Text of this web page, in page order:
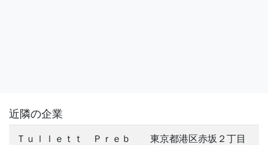
近隣の企業
Ｔｕｌｌｅｔｔ Ｐｒｅｂ
東京都港区赤坂２丁目